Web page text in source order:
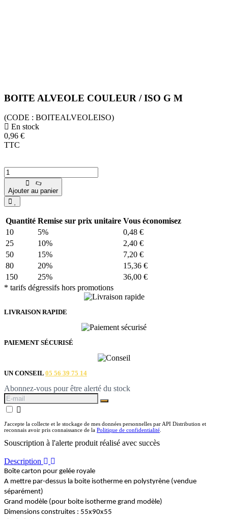
BOITE ALVEOLE COULEUR / ISO G M
(CODE : BOITEALVEOLEISO)
En stock
0,96 €
TTC
Ajouter au panier
Quantité Remise sur prix unitaire Vous économisez
10
5%
0,48 €
25
10%
2,40 €
50
15%
7,20 €
80
20%
15,36 €
150
25%
36,00 €
* tarifs dégressifs hors promotions
LIVRAISON RAPIDE
PAIEMENT SÉCURISÉ
UN CONSEIL 05 56 39 75 14
Abonnez-vous pour être alerté du stock

J'accepte la collecte et le stockage de mes données personnelles par API Distribution et
reconnais avoir pris connaissance de la Politique de confidentialité.
Souscription à l'alerte produit réalisé avec succès
Description
Boîte carton pour gelée royale
A mettre par-dessus la boite isotherme en polystyrène (vendue
séparément)
Grand modèle (pour boite isotherme grand modèle)
Dimensions construites : 55x90x55